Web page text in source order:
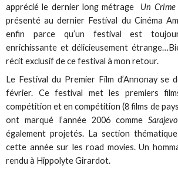
apprécié le dernier long métrage Un Crime
présenté au dernier Festival du Cinéma
enfin parce qu’un festival est
enrichissante et délicieusement
récit exclusif de ce festival à mon retour.
Le Festival du Premier Film d’Annonay se
février. Ce festival met les premiers
compétition et en compétition (8 films de
ont marqué l’année 2006 comme
également projetés. La section
cette année sur les road movies. Un
rendu à Hippolyte Girardot.